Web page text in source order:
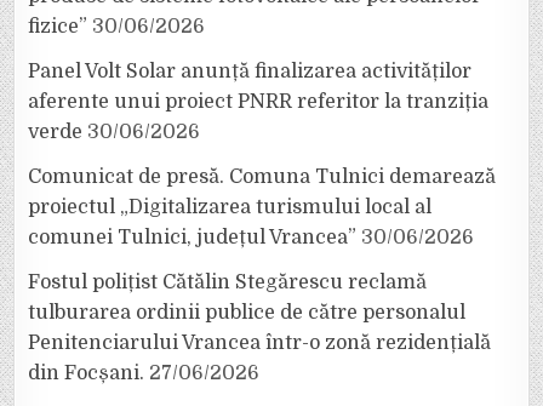
fizice” 30/06/2026
Panel Volt Solar anunță finalizarea activităților
aferente unui proiect PNRR referitor la tranziția
verde 30/06/2026
Comunicat de presă. Comuna Tulnici demarează
proiectul „Digitalizarea turismului local al
comunei Tulnici, județul Vrancea” 30/06/2026
Fostul polițist Cătălin Stegărescu reclamă
tulburarea ordinii publice de către personalul
Penitenciarului Vrancea într-o zonă rezidențială
din Focșani. 27/06/2026